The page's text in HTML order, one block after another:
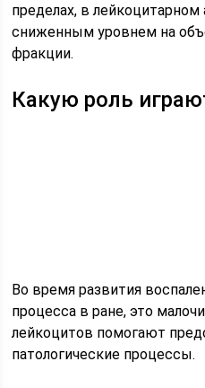
пределах, в лейкоцитарном
сниженным уровнем на
фракции.
Какую роль
Во время развития
процесса в ране, это
лейкоцитов помогают
патологические процессы.